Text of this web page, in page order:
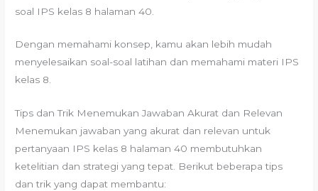
soal IPS kelas 8 halaman 40.
Dengan memahami konsep, kamu akan lebih mudah
menyelesaikan soal-soal latihan dan memahami materi IPS
kelas 8.
Tips dan Trik Menemukan Jawaban Akurat dan Relevan
Menemukan jawaban yang akurat dan relevan untuk
pertanyaan IPS kelas 8 halaman 40 membutuhkan
ketelitian dan strategi yang tepat. Berikut beberapa tips
dan trik yang dapat membantu: